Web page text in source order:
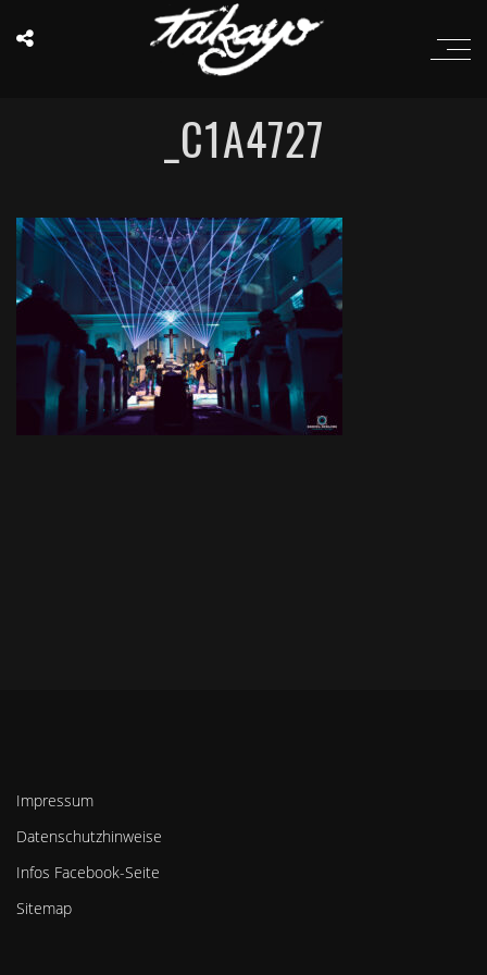
_C1A4727
Impressum
Datenschutzhinweise
Infos Facebook-Seite
Sitemap